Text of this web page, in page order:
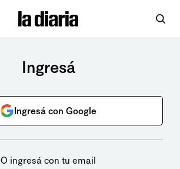
Ingresá
Ingresá con Google
O ingresá con tu email